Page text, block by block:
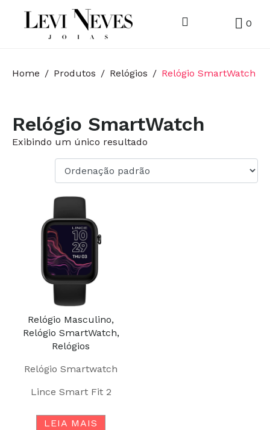
0
Home Produtos Relógios Relógio SmartWatch
Relógio SmartWatch
Exibindo um único resultado
Relógio Masculino,
Relógio SmartWatch,
Relógios
Relógio Smartwatch
Lince Smart Fit 2
LEIA MAIS